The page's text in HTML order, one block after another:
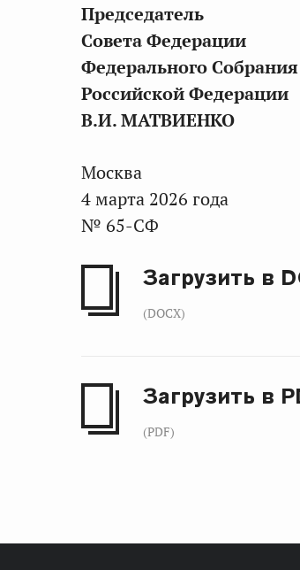
Председатель
Совета Федерации
Федерального Собрания
Российской Федерации
В.И. МАТВИЕНКО
Москва
4 марта 2026 года
№ 65-СФ
Загрузить в
(DOCX)
Загрузить в
(PDF)